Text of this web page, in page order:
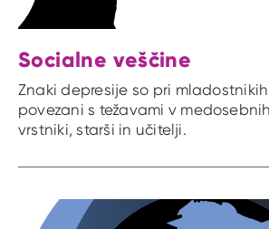
Socialne veščine
Znaki depresije so pri
povezani s težavami v
vrstniki, starši in učitelji.